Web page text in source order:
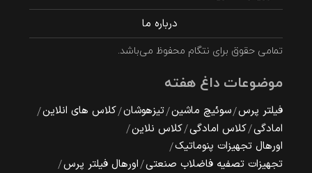
درباره ما
تمامی حقوق برای نتگام محفوظ می‌باشد.
موضوعات داغ هفته
فیلتر پرس سوئیچ ماشین تیزهوشان کلاس های انلاین
امادگی کلاس امادگی کلاس نلاین
اورهال تجهیزات پنوماتیک
تجهیزات تصفیه فاضلاب صنعتی اورهال فیلتر پرس